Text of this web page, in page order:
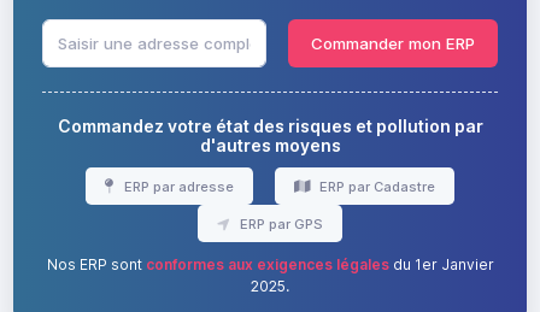
Commander mon ERP
Commandez votre état des risques et pollution par
d'autres moyens
ERP par adresse ERP par Cadastre
ERP par GPS
Nos ERP sont conformes aux exigences légalesdu 1er Janvier
2025.